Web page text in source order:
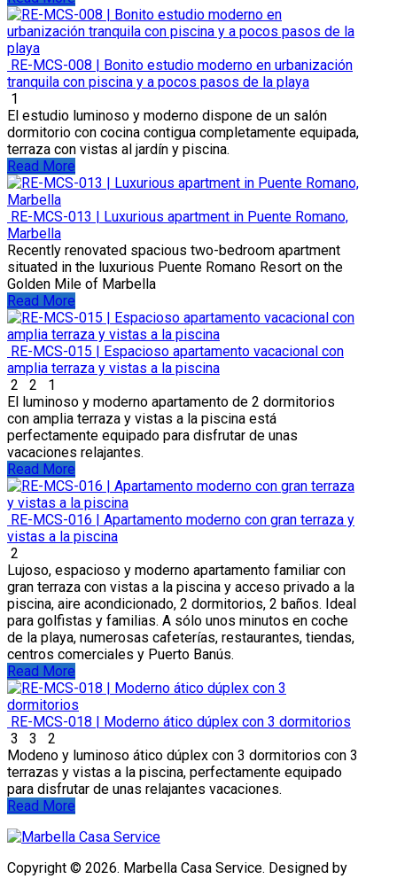
RE-MCS-008 | Bonito estudio moderno en urbanización
tranquila con piscina y a pocos pasos de la playa
1
El estudio luminoso y moderno dispone de un salón
dormitorio con cocina contigua completamente equipada,
terraza con vistas al jardín y piscina.
Read More
RE-MCS-013 | Luxurious apartment in Puente Romano,
Marbella
Recently renovated spacious two-bedroom apartment
situated in the luxurious Puente Romano Resort on the
Golden Mile of Marbella
Read More
RE-MCS-015 | Espacioso apartamento vacacional con
amplia terraza y vistas a la piscina
2
2
1
El luminoso y moderno apartamento de 2 dormitorios
con amplia terraza y vistas a la piscina está
perfectamente equipado para disfrutar de unas
vacaciones relajantes.
Read More
RE-MCS-016 | Apartamento moderno con gran terraza y
vistas a la piscina
2
Lujoso, espacioso y moderno apartamento familiar con
gran terraza con vistas a la piscina y acceso privado a la
piscina, aire acondicionado, 2 dormitorios, 2 baños. Ideal
para golfistas y familias. A sólo unos minutos en coche
de la playa, numerosas cafeterías, restaurantes, tiendas,
centros comerciales y Puerto Banús.
Read More
RE-MCS-018 | Moderno ático dúplex con 3 dormitorios
3
3
2
Modeno y luminoso ático dúplex con 3 dormitorios con 3
terrazas y vistas a la piscina, perfectamente equipado
para disfrutar de unas relajantes vacaciones.
Read More
Copyright © 2026. Marbella Casa Service. Designed by